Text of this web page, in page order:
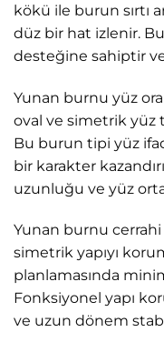
kökü ile burun sırtı
düz bir hat izlenir.
desteğine sahiptir
Yunan burnu yüz
oval ve simetrik yüz
Bu burun tipi yüz
bir karakter
uzunluğu ve yüz
Yunan burnu cerrahi
simetrik yapıyı
planlamasında
Fonksiyonel yapı
ve uzun dönem